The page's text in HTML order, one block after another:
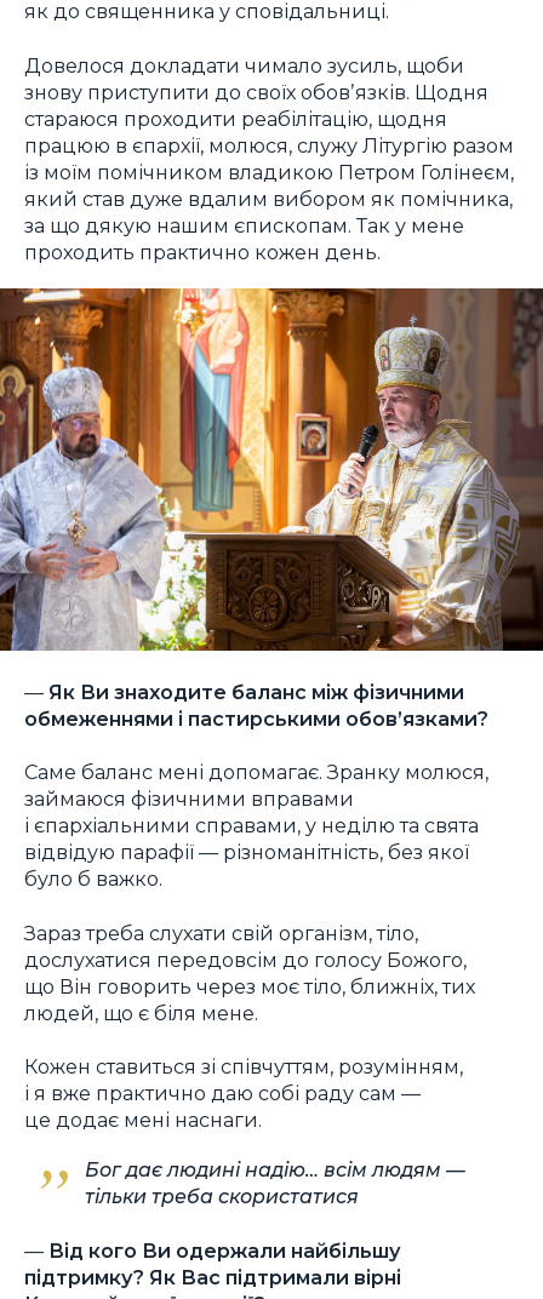
як до священника у сповідальниці.
Довелося докладати чимало зусиль, щоби
знову приступити до своїх обовʼязків. Щодня
стараюся проходити реабілітацію, щодня
працюю в єпархії, молюся, служу Літургію разом
із моїм помічником владикою Петром Голінеєм,
який став дуже вдалим вибором як помічника,
за що дякую нашим єпископам. Так у мене
проходить практично кожен день.
— Як Ви знаходите баланс між фізичними
обмеженнями і пастирськими обов’язками?
Саме баланс мені допомагає. Зранку молюся,
займаюся фізичними вправами
і єпархіальними справами, у неділю та свята
відвідую парафії — різноманітність, без якої
було б важко.
Зараз треба слухати свій організм, тіло,
дослухатися передовсім до голосу Божого,
що Він говорить через моє тіло, ближніх, тих
людей, що є біля мене.
Кожен ставиться зі співчуттям, розумінням,
і я вже практично даю собі раду сам —
це додає мені наснаги.
Бог дає людині надію… всім людям —
тільки треба скористатися
— Від кого Ви одержали найбільшу
підтримку? Як Вас підтримали вірні